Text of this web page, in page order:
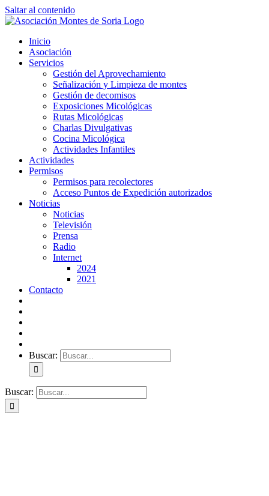
Saltar al contenido
Inicio
Asociación
Servicios
Gestión del Aprovechamiento
Señalización y Limpieza de montes
Gestión de decomisos
Exposiciones Micológicas
Rutas Micológicas
Charlas Divulgativas
Cocina Micológica
Actividades Infantiles
Actividades
Permisos
Permisos para recolectores
Acceso Puntos de Expedición autorizados
Noticias
Noticias
Televisión
Prensa
Radio
Internet
2024
2021
Contacto
Buscar:
Buscar: